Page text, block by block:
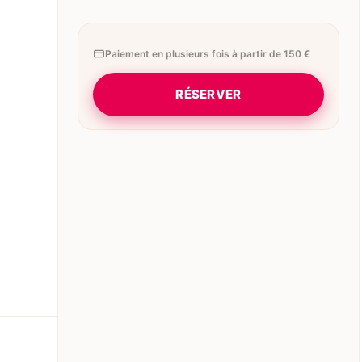
Paiement en plusieurs fois à partir de 150 €
RÉSERVER